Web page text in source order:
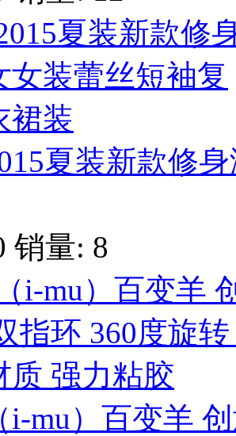
夏装新款修
销量: 8
i-mu）百变羊